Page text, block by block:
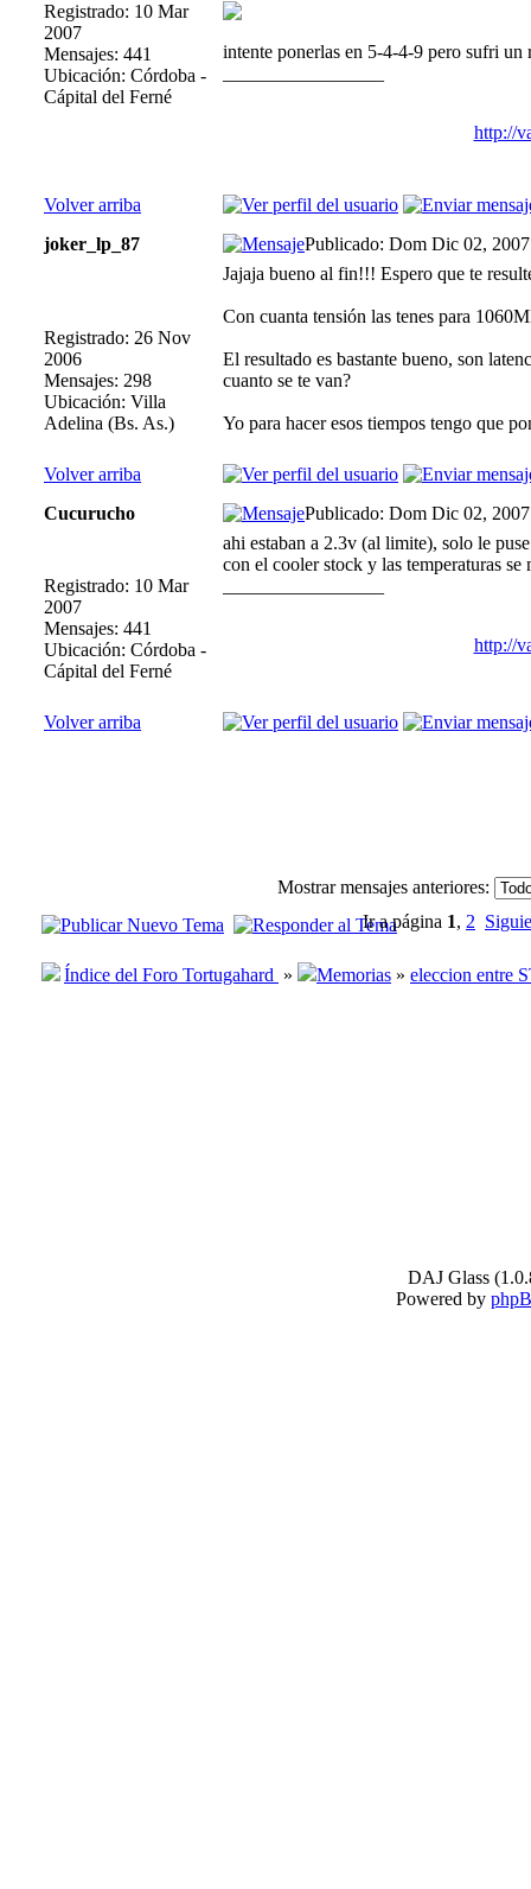
Registrado: 10 Mar
2007
Mensajes: 441
Ubicación: Córdoba -
Cápital del Ferné
intente ponerlas en 5-4-4-9 pero sufri un
http://
Volver arriba
joker_lp_87
Publicado: Dom Dic 02,
Registrado: 26 Nov
2006
Mensajes: 298
Ubicación: Villa
Adelina (Bs. As.)
Jajaja bueno al fin!!! Espero que te
Con cuanta tensión las tenes para
El resultado es bastante bueno, son
cuanto se te van?
Yo para hacer esos tiempos tengo que
Volver arriba
Cucurucho
Publicado: Dom Dic 02,
Registrado: 10 Mar
2007
Mensajes: 441
Ubicación: Córdoba -
Cápital del Ferné
ahi estaban a 2.3v (al limite), solo le
con el cooler stock y las temperaturas
http://
Volver arriba
Mostrar mensajes anteriores:
Ir a página 1, 2
Índice del Foro Tortugahard » Memorias » eleccion entre
DAJ Glass
Powered by